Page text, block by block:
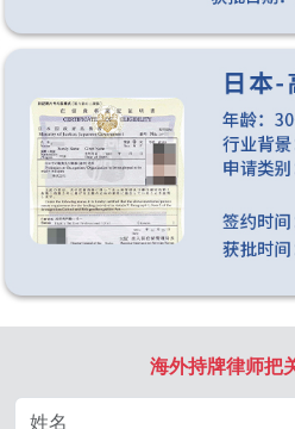
海外持牌律师把